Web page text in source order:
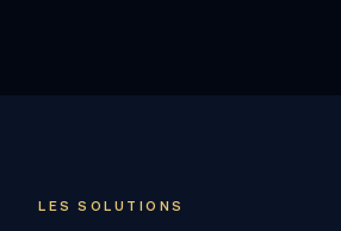
LES SOLUTIONS